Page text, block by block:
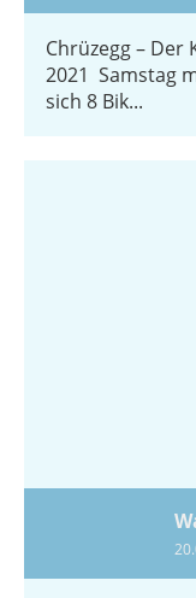
Chrüzegg – Der
2021 Samstag
sich 8 Bik...